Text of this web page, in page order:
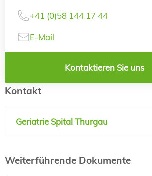
+41 (0)58 144 17 44
E-Mail
Kontaktieren Sie uns
Kontakt
Geriatrie Spital Thurgau
Weiterführende Dokumente